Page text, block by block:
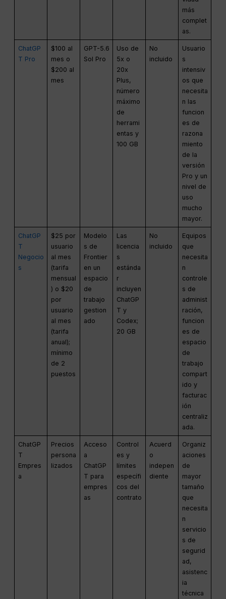
más
complet
as.
ChatGP
T Pro
$100 al
mes o
$200 al
mes
GPT-5.6
Sol Pro
Uso de
5x o
20x
Plus,
número
máximo
de
herrami
entas y
100 GB
No
incluido
Usuario
s
intensiv
os que
necesita
n las
funcion
es de
razona
miento
de la
versión
Pro y un
nivel de
uso
mucho
mayor.
ChatGP
T
Negocio
s
$25 por
usuario
al mes
(tarifa
mensual
) o $20
por
usuario
al mes
(tarifa
anual);
mínimo
de 2
puestos
Modelo
s de
Frontier
en un
espacio
de
trabajo
gestion
ado
Las
licencia
s
estánda
r
incluyen
ChatGP
T y
Codex;
20 GB
No
incluido
Equipos
que
necesita
n
controle
s de
administ
ración,
funcion
es de
espacio
de
trabajo
compart
ido y
facturac
ión
centraliz
ada.
ChatGP
T
Empres
a
Precios
persona
lizados
Acceso
a
ChatGP
T para
empres
as
Control
es y
límites
específi
cos del
contrato
Acuerd
o
indepen
diente
Organiz
aciones
de
mayor
tamaño
que
necesita
n
servicio
s de
segurid
ad,
asistenc
ia
técnica